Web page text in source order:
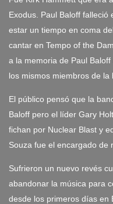
Exodus. Paul Baloff
estar un tiempo en coma
cantar en Tempo of the
a la memoria de Paul
los mismos miembros de la
El público pensó que la
Baloff pero el líder Gary
fichan por Nuclear Blast y
Souza fue el encargado de
Sufrieron un nuevo revés
abandonar la música para
desde los primeros días en